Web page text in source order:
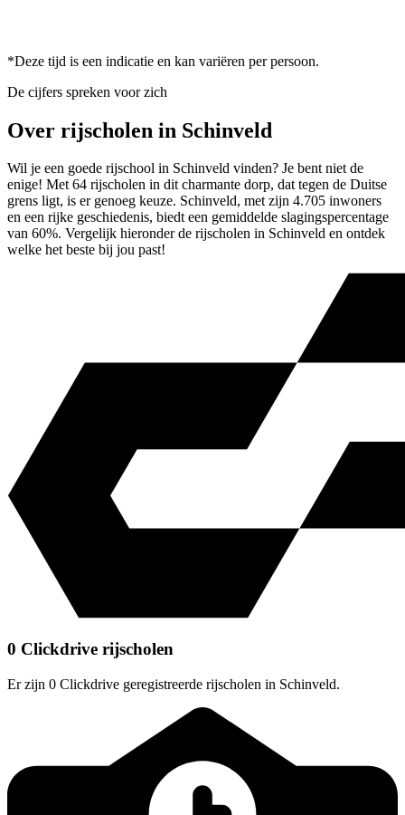
*Deze tijd is een indicatie en kan variëren per persoon.
De cijfers spreken voor zich
Over rijscholen in Schinveld
Wil je een goede rijschool in Schinveld vinden? Je bent niet de
enige! Met 64 rijscholen in dit charmante dorp, dat tegen de Duitse
grens ligt, is er genoeg keuze. Schinveld, met zijn 4.705 inwoners
en een rijke geschiedenis, biedt een gemiddelde slagingspercentage
van 60%. Vergelijk hieronder de rijscholen in Schinveld en ontdek
welke het beste bij jou past!
0 Clickdrive rijscholen
Er zijn 0 Clickdrive geregistreerde rijscholen in Schinveld.